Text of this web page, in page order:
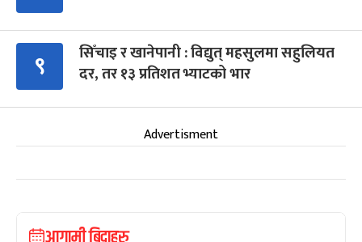
९
सिँचाइ र खानेपानी : विद्युत् महसुलमा सहुलियत
दर, तर १३ प्रतिशत भ्याटको भार
Advertisment